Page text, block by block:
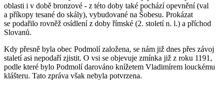
oblasti i v době bronzové - z této doby také pochází opevnění (val
a příkopy tesané do skály), vybudované na Šobesu. Prokázat
se podařilo rovněž osídlení z doby římské (2. století n. l.) a příchod
Slovanů.
Kdy přesně byla obec Podmolí založena, se nám již dnes přes závoj
staletí asi nepodaří zjistit. O vsi se objevuje zmínka již z roku 1191,
podle které bylo Podmolí darováno knížetem Vladimírem louckému
klášteru. Tato zpráva však nebyla potvrzena.